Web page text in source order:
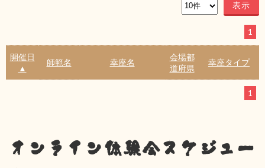
1
開催日
▲
師範名 幸座名
会場都
道府県
幸座タイプ
1
オンライン体験会スケジュー